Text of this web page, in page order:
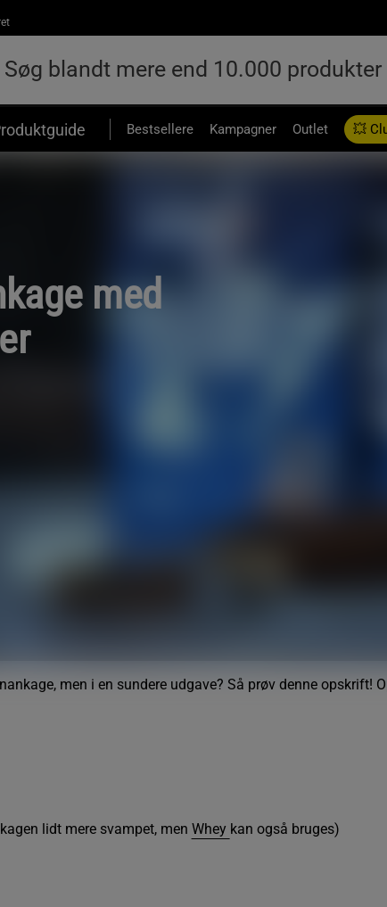
Bestsellere Kampagner Outlet 💥
med
men i en sundere udgave? Så prøv denne opskrift!
lidt mere svampet, men Whey kan også bruges)